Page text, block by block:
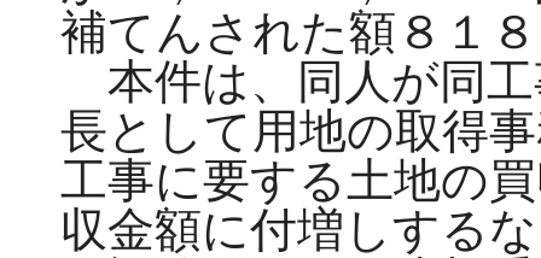
補てんされた額８１
本件は、同人が同工
長として用地の取得
工事に要する土地の
収金額に付増しする